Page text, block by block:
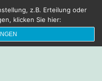
Menü
z.B. Erteilung oder
klicken Sie hier: